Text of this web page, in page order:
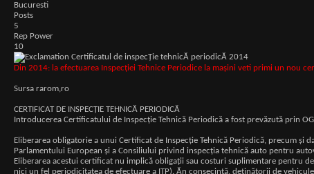
Bucuresti
Posts
5
Rep Power
10
Certificatul de inspecŢie tehnicĂ periodicĂ 2014
Din 2014: la efectuarea Inspecției Tehnice Periodice la mașini veti primi un nou
Sursa rarom,ro
CERTIFICAT DE INSPECŢIE TEHNICĂ PERIODICĂ
Introducerea Certificatului de Inspecţie Tehnică Periodică a fost prevăzută prin
Eliberarea obligatorie a unui Certificat de Inspecţie Tehnică Periodică, precum
Parlamentului European şi a Consiliului privind inspecţia tehnică auto pentru
Eliberarea acestui certificat nu implică obligaţii sau costuri suplimentare pentru
nici un fel periodicitatea de efectuare a ITP). Ăn consecinţă, deţinătorii de